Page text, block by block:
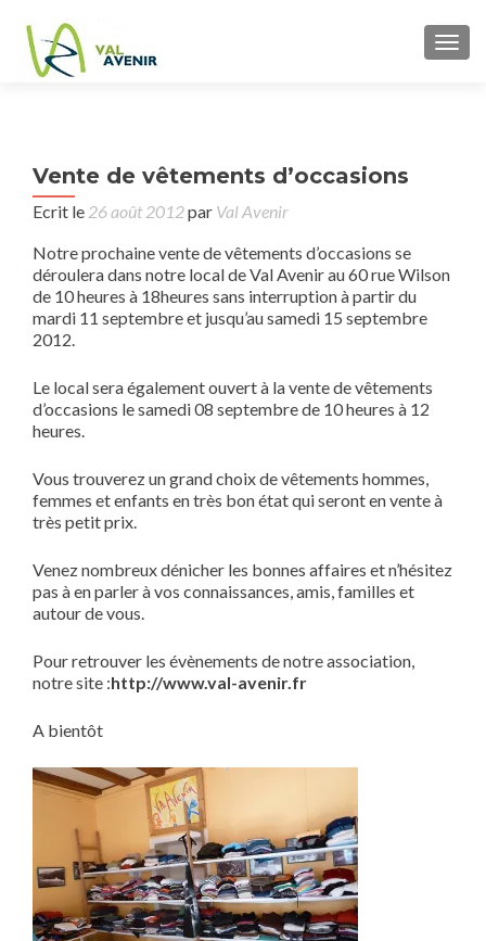
Vente de vêtements d’occasions
Ecrit le 26 août 2012par Val Avenir
Notre prochaine vente de vêtements d’occasions se
déroulera dans notre local de Val Avenir au 60 rue Wilson
de 10 heures à 18heures sans interruption à partir du
mardi 11 septembre et jusqu’au samedi 15 septembre
2012.
Le local sera également ouvert à la vente de vêtements
d’occasions le samedi 08 septembre de 10 heures à 12
heures.
Vous trouverez un grand choix de vêtements hommes,
femmes et enfants en très bon état qui seront en vente à
très petit prix.
Venez nombreux dénicher les bonnes affaires et n’hésitez
pas à en parler à vos connaissances, amis, familles et
autour de vous.
Pour retrouver les évènements de notre association,
notre site :http://www.val-avenir.fr
A bientôt